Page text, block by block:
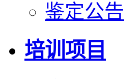
鉴定公告
培训项目